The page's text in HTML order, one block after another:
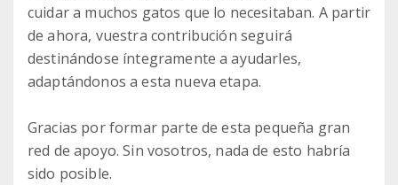
cuidar a muchos gatos que lo necesitaban. A partir
de ahora, vuestra contribución seguirá
destinándose íntegramente a ayudarles,
adaptándonos a esta nueva etapa.
Gracias por formar parte de esta pequeña gran
red de apoyo. Sin vosotros, nada de esto habría
sido posible.